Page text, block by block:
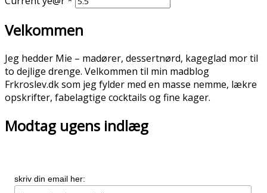
Velkommen
Jeg hedder Mie – madører, dessertnørd, kageglad mor til
to dejlige drenge. Velkommen til min madblog
Frkroslev.dk som jeg fylder med en masse nemme, lækre
opskrifter, fabelagtige cocktails og fine kager.
Modtag ugens indlæg
skriv din email her: